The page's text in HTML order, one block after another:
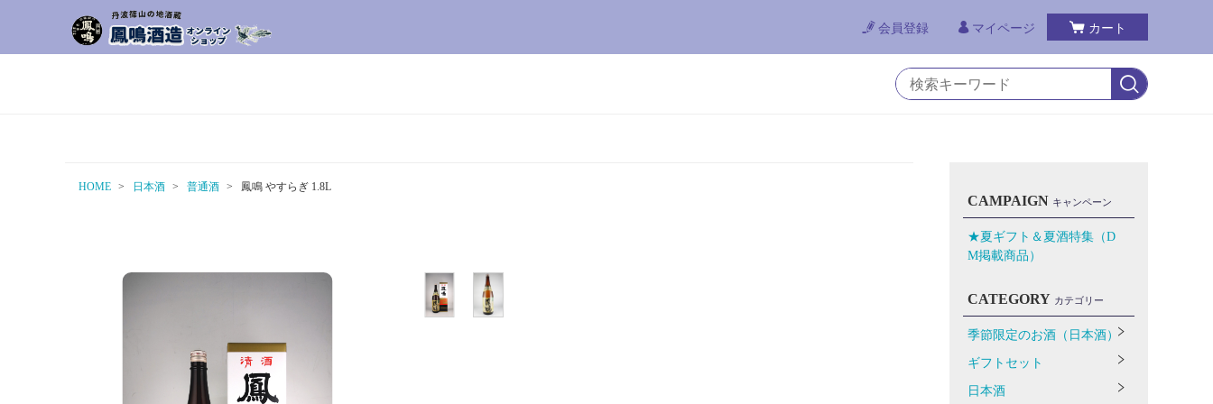
会員登録 マイページ カート
HOME 日本酒 普通酒 鳳鳴 やすらぎ 1.8L
CAMPAIGN キャンペーン
★夏ギフト＆夏酒特集（D
M掲載商品）
CATEGORY カテゴリー
季節限定のお酒（日本酒）
ギフトセット
日本酒